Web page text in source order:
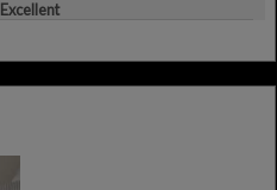
Excellent